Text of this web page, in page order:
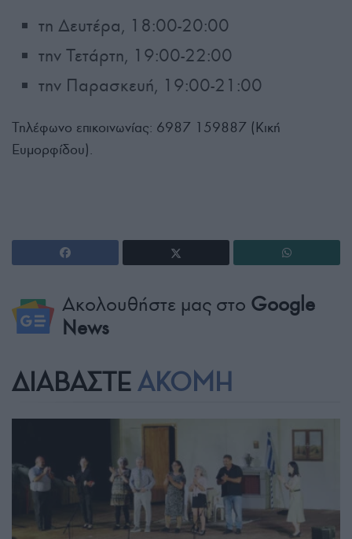
τη Δευτέρα, 18:00-20:00
την Τετάρτη, 19:00-22:00
την Παρασκευή, 19:00-21:00
Τηλέφωνο επικοινωνίας: 6987 159887 (Κική
Ευμορφίδου).
Ακολουθήστε μας στο Google
News
ΔΙΑΒΑΣΤΕ ΑΚΟΜΗ